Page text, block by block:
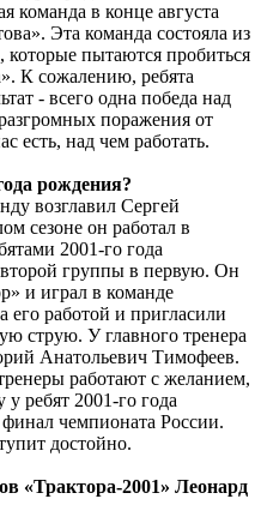
команда в конце августа
Эта команда состояла из
которые пытаются пробиться
К сожалению, ребята
- всего одна победа над
поражения от
над чем работать.
рождения?
возглавил Сергей
сезоне он работал в
2001-го года
группы в первую. Он
и играл в команде
его работой и пригласили
струю. У главного тренера
Анатольевич Тимофеев.
работают с желанием,
ребят 2001-го года
чемпионата России.
достойно.
«Трактора-2001» Леонард